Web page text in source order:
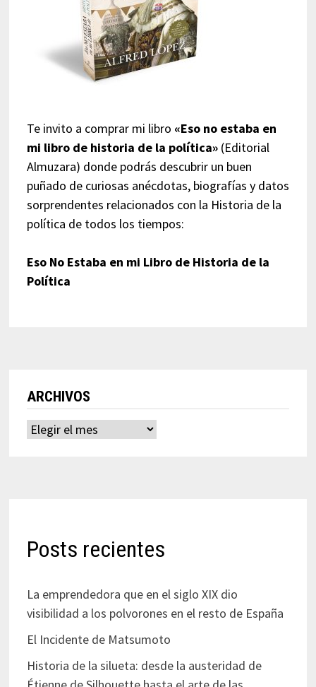
Te invito a comprar mi libro «Eso no estaba en
mi libro de historia de la política»(Editorial
Almuzara) donde podrás descubrir un buen
puñado de curiosas anécdotas, biografías y datos
sorprendentes relacionados con la Historia de la
política de todos los tiempos:
Eso No Estaba en mi Libro de Historia de la
Política
ARCHIVOS
Archivos
Posts recientes
La emprendedora que en el siglo XIX dio
visibilidad a los polvorones en el resto de España
El Incidente de Matsumoto
Historia de la silueta: desde la austeridad de